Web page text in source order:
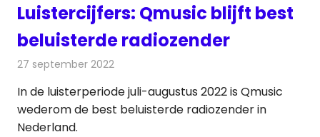
Luistercijfers: Qmusic blijft best
beluisterde radiozender
27 september 2022
In de luisterperiode juli-augustus 2022 is Qmusic
wederom de best beluisterde radiozender in
Nederland.